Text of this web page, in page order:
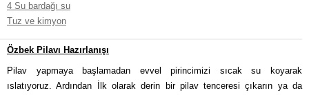
4 Su bardağı su
Tuz ve kimyon
Özbek Pilavı Hazırlanışı
Pilav yapmaya başlamadan evvel pirincimizi sıcak su koyarak
ıslatıyoruz. Ardından İlk olarak derin bir pilav tenceresi çıkarın ya da